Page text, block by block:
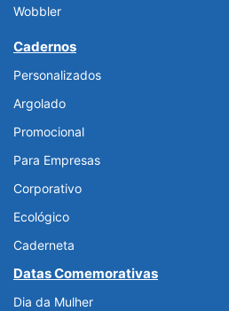
Wobbler
Cadernos
Personalizados
Argolado
Promocional
Para Empresas
Corporativo
Ecológico
Caderneta
Datas Comemorativas
Dia da Mulher